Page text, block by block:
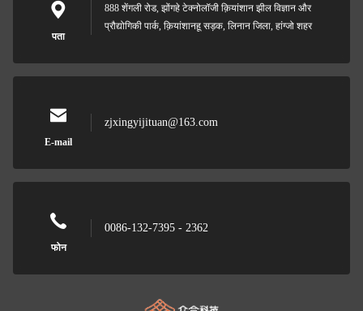
पता
888 शेंगली रोड, झोंगहे टेक्नोलॉजी क़ियांशान झील विज्ञान और
प्रौद्योगिकी पार्क, क़ियांशानहू सड़क, लिनान जिला, हांग्जो शहर
E-mail
zjxingyijituan@163.com
फोन
0086-132-7395 - 2362